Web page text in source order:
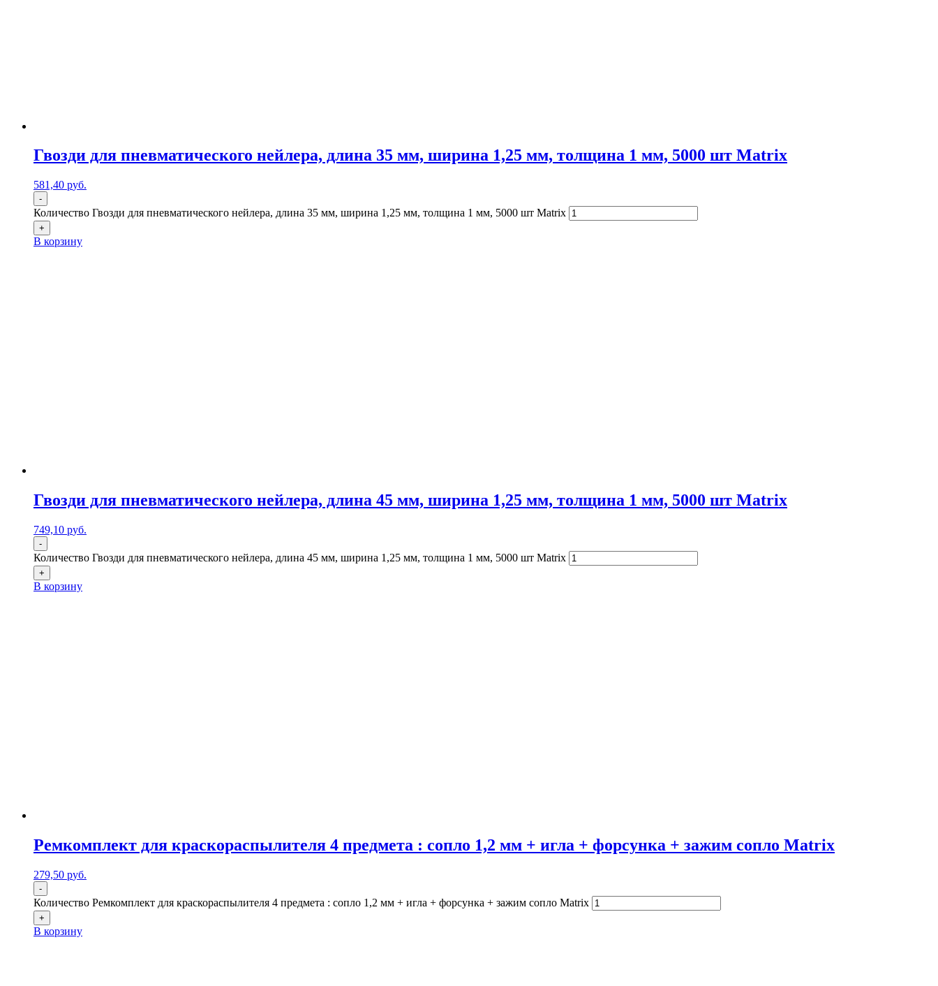
Гвозди для пневматического нейлера, длина 35 мм, ширина 1,25 мм, толщина 1 мм, 5000 шт Matrix
581,40 руб.
-
Количество Гвозди для пневматического нейлера, длина 35 мм, ширина 1,25 мм, толщина 1 мм, 5000 шт Matrix
+
В корзину
Гвозди для пневматического нейлера, длина 45 мм, ширина 1,25 мм, толщина 1 мм, 5000 шт Matrix
749,10 руб.
-
Количество Гвозди для пневматического нейлера, длина 45 мм, ширина 1,25 мм, толщина 1 мм, 5000 шт Matrix
+
В корзину
Ремкомплект для краскораспылителя 4 предмета : сопло 1,2 мм + игла + форсунка + зажим сопло Matrix
279,50 руб.
-
Количество Ремкомплект для краскораспылителя 4 предмета : сопло 1,2 мм + игла + форсунка + зажим сопло Matrix
+
В корзину